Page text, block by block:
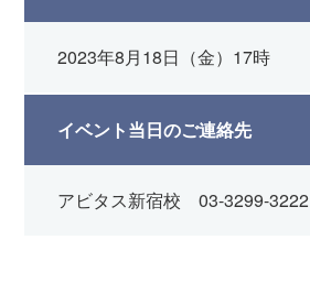
2023年8月18日（金）17時
イベント当日のご連絡先
アビタス新宿校 03-3299-3222